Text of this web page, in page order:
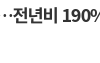
전년비